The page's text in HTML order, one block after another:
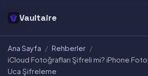
Vaultaire
Ana Sayfa / Rehberler /
iCloud Fotoğrafları Şifreli mi? iPhone
Uca Şifreleme